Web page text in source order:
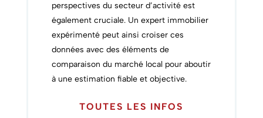
perspectives du secteur d’activité est
également cruciale. Un expert immobilier
expérimenté peut ainsi croiser ces
données avec des éléments de
comparaison du marché local pour aboutir
à une estimation fiable et objective.
TOUTES LES INFOS